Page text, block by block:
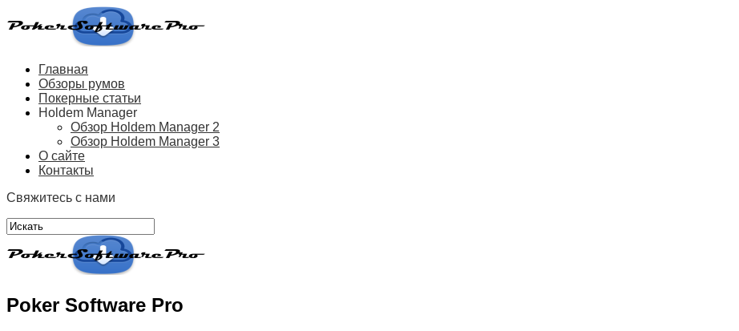
Главная
Обзоры румов
Покерные статьи
Holdem Manager
Обзор Holdem Manager 2
Обзор Holdem Manager 3
О сайте
Контакты
Свяжитесь с нами
Poker Software Pro